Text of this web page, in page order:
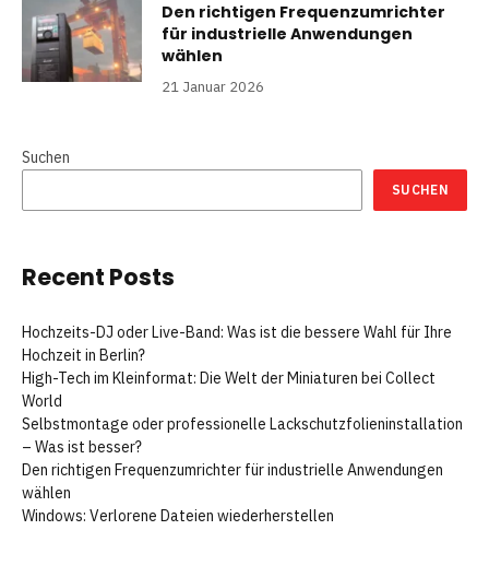
Den richtigen Frequenzumrichter
für industrielle Anwendungen
wählen
21 Januar 2026
Suchen
SUCHEN
Recent Posts
Hochzeits-DJ oder Live-Band: Was ist die bessere Wahl für Ihre
Hochzeit in Berlin?
High-Tech im Kleinformat: Die Welt der Miniaturen bei Collect
World
Selbstmontage oder professionelle Lackschutzfolieninstallation
– Was ist besser?
Den richtigen Frequenzumrichter für industrielle Anwendungen
wählen
Windows: Verlorene Dateien wiederherstellen